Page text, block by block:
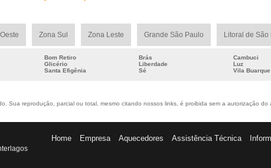
Zona Sul Zona Leste Grande São Paulo Litoral de São
Bom Retiro Brás Cambuci
Glicério Liberdade Luz
Santa Efigênia Sé Vila Buarque
Sua reprodução, parcial ou total, mesmo citando nossos links, é proibida sem a autorização
Home Empresa Aquecedores Assistência Técnica